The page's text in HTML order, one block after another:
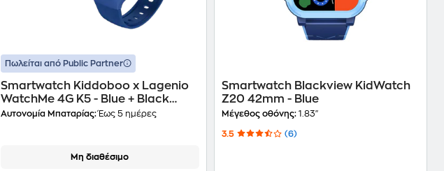
Πωλείται από Public Partner
Smartwatch Kiddoboo x Lagenio
WatchMe 4G K5 - Blue + Black
Strap
Αυτονομία Μπαταρίας:Έως 5 ημέρες
Μη διαθέσιμο
Smartwatch Blackview KidWatch
Z20 42mm - Blue
Μέγεθος οθόνης:1.83"
3.5 (6)